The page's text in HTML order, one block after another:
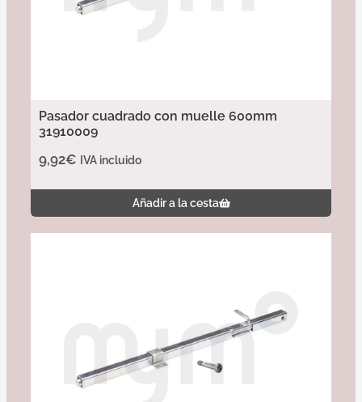
Pasador cuadrado con muelle 600mm
31910009
9,92€ IVA incluido
Añadir a la cesta